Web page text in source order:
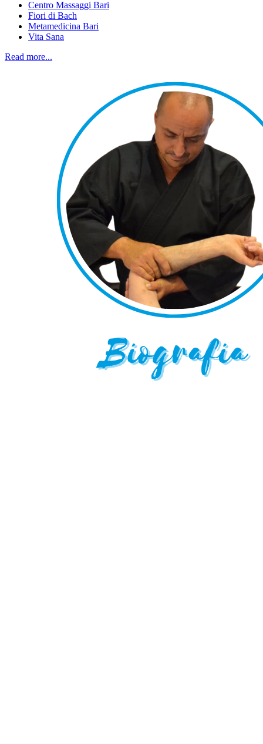
Centro Massaggi Bari
Fiori di Bach
Metamedicina Bari
Vita Sana
Read more...